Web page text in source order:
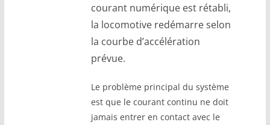
courant numérique est rétabli,
la locomotive redémarre selon
la courbe d’accélération
prévue.
Le problème principal du système
est que le courant continu ne doit
jamais entrer en contact avec le